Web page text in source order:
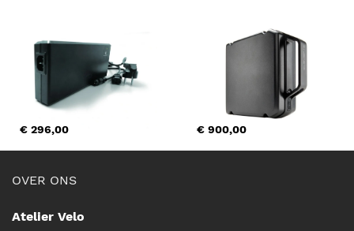
€ 296,00 € 900,00
OVER ONS
Atelier Velo